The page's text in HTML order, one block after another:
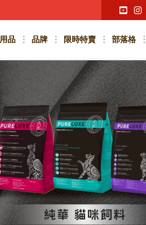
用品 品牌 限時特賣 部落格